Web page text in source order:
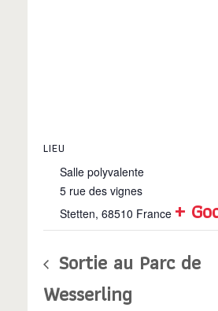
LIEU
Salle polyvalente
5 rue des vignes
Stetten, 68510 France +
Sortie au Parc de
Wesserling